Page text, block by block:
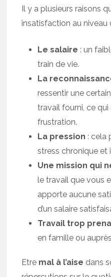
Il y a plusieurs raisons
insatisfaction au niveau
Le salaire : un
train de vie.
La
ressentir une
travail fourni, ce
frustration.
La pression : cela
stress chronique et
Une mission qui
le travail que vous
apporte aucune
d’un salaire
Travail trop
en famille ou
Etre mal à l’aise dans